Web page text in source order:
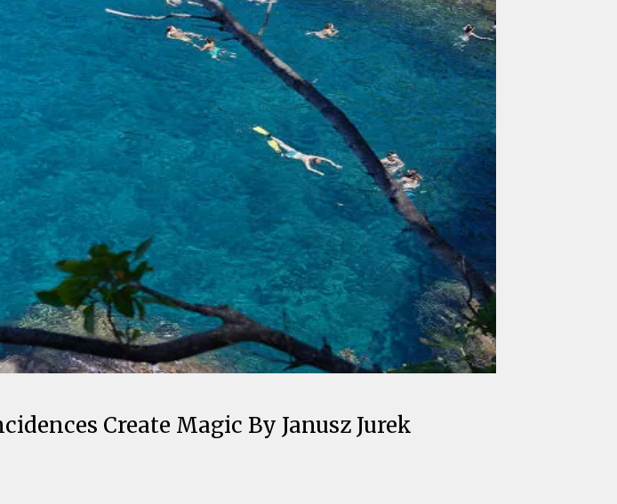
Create Magic By Janusz Jurek